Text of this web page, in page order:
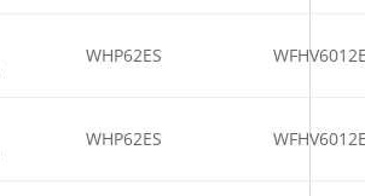
WHP62ES
WHP62ES